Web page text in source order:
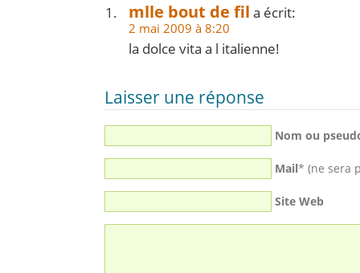
mlle bout de fil a écrit:
2 mai 2009 à 8:20
la dolce vita a l italienne!
Laisser une réponse
Nom ou
Mail* (ne sera
Site Web